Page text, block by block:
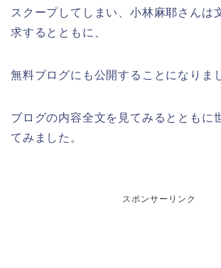
スクープしてしまい、小林麻耶さんは
求するとともに、
無料ブログにも公開することになりま
ブログの内容全文を見てみるとともに
てみました。
スポンサーリンク